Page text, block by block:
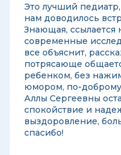
Это лучший
нам доводилось
Знающая, ссылается
современные
все объяснит,
потрясающе
ребенком, без
юмором, по-
Аллы Сергеевны
спокойствие и
выздоровление,
спасибо!